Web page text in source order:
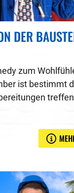
DER
zum
ist bestimmt